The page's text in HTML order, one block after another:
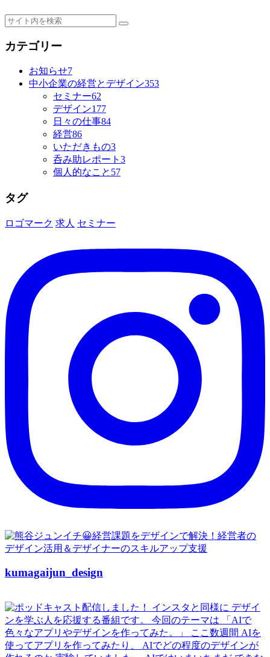
カテゴリー
お知らせ7
中小企業の経営とデザイン353
セミナー62
デザイン177
日々の仕事84
経営86
いただきもの3
呑み助レポート 3
個人的なこと 57
タグ
ロゴマーク 求人 セミナー
kumagaijun_design